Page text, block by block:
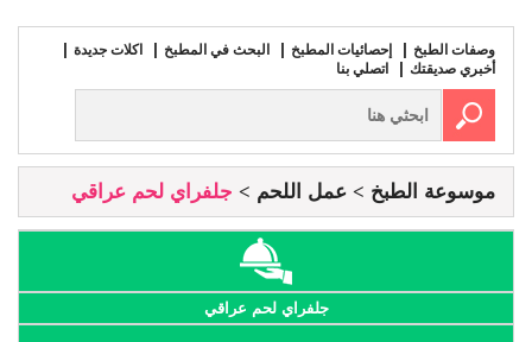
وصفات الطبخ إحصائيات المطبخ البحث في المطبخ
اكلات جديدة
أخبري صديقتك
اتصلي بنا
موسوعة الطبخ عمل اللحم جلفراي لحم عراقي
جلفراي لحم عراقي